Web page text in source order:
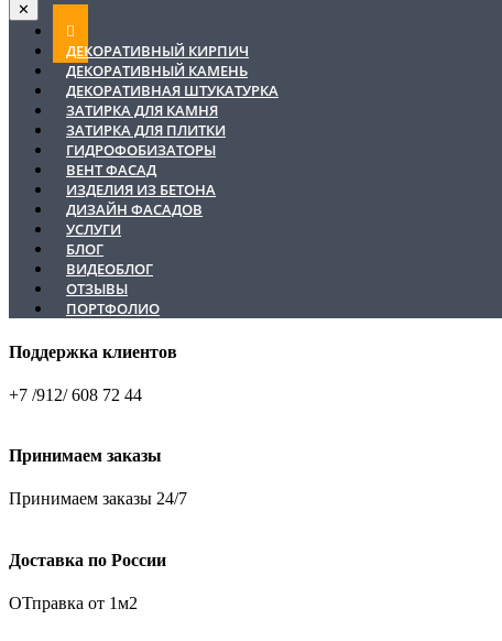
✕
ДЕКОРАТИВНЫЙ КИРПИЧ
ДЕКОРАТИВНЫЙ КАМЕНЬ
ДЕКОРАТИВНАЯ ШТУКАТУРКА
ЗАТИРКА ДЛЯ КАМНЯ
ЗАТИРКА ДЛЯ ПЛИТКИ
ГИДРОФОБИЗАТОРЫ
ВЕНТ ФАСАД
ИЗДЕЛИЯ ИЗ БЕТОНА
ДИЗАЙН ФАСАДОВ
УСЛУГИ
БЛОГ
ВИДЕОБЛОГ
ОТЗЫВЫ
ПОРТФОЛИО
Поддержка клиентов
+7 /912/ 608 72 44
Принимаем заказы
Принимаем заказы 24/7
Доставка по России
ОТправка от 1м2